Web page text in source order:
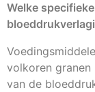
Welke
volkoren
van de